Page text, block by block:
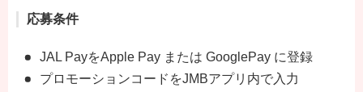
応募条件
JAL PayをApple Pay または GooglePay に登録
プロモーションコードをJMBアプリ内で入力